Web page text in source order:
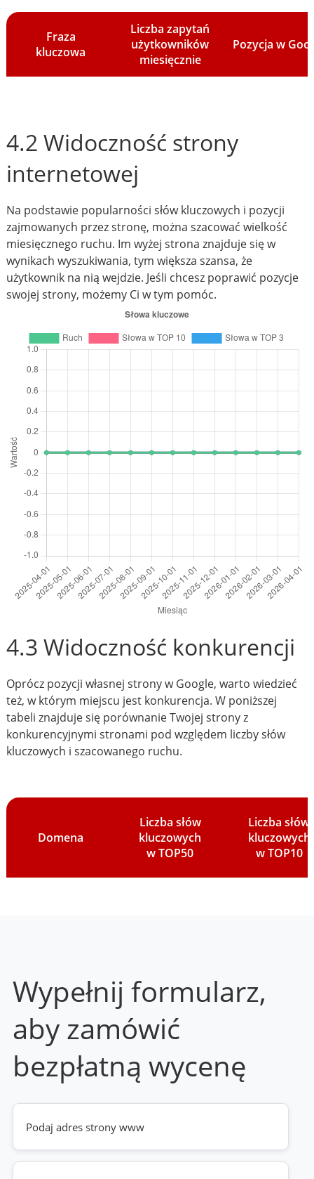
Fraza
kluczowa
Liczba zapytań
użytkowników
miesięcznie
Pozycja w
4.2 Widoczność strony
internetowej
Na podstawie popularności słów kluczowych i pozycji
zajmowanych przez stronę, można szacować wielkość
miesięcznego ruchu. Im wyżej strona znajduje się w
wynikach wyszukiwania, tym większa szansa, że
użytkownik na nią wejdzie. Jeśli chcesz poprawić pozycje
swojej strony, możemy Ci w tym pomóc.
4.3 Widoczność konkurencji
Oprócz pozycji własnej strony w Google, warto wiedzieć
też, w którym miejscu jest konkurencja. W poniższej
tabeli znajduje się porównanie Twojej strony z
konkurencyjnymi stronami pod względem liczby słów
kluczowych i szacowanego ruchu.
Domena
Liczba słów
kluczowych
w TOP50
Liczba słów
kluczowych
w TOP10
Wypełnij formularz,
aby zamówić
bezpłatną wycenę
Twoja
strona
www
(wymagane)
Telefon